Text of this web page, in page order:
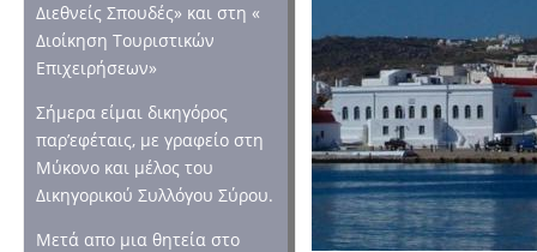
Διεθνείς Σπουδές» και στη «
Διοίκηση Τουριστικών
Επιχειρήσεων»
Σήμερα είμαι δικηγόρος
παρ’εφέταις, με γραφείο στη
Μύκονο και μέλος του
Δικηγορικού Συλλόγου Σύρου.
Μετά απο μια θητεία στο